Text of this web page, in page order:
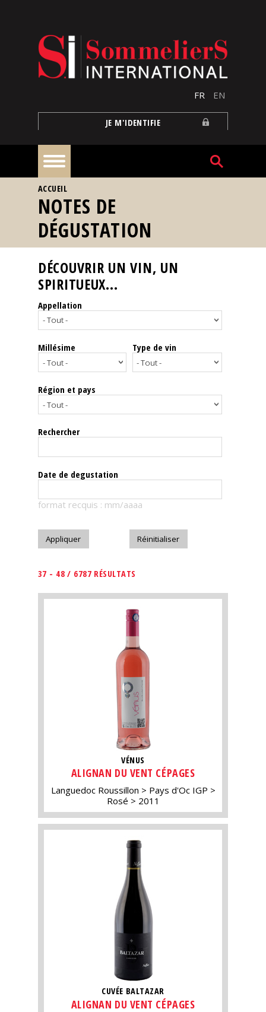
FR EN
JE M'IDENTIFIE
À
la
une
Reportages
Nos
Spiritueux
Notes
dégustation
Le
magazine
Télécharger
VOUS ÊTES ICI
ACCUEIL
NOTES DE
DÉGUSTATION
DÉCOUVRIR UN VIN, UN
SPIRITUEUX...
Appellation
Millésime Type de vin
Région et pays
Rechercher
Date de degustation
format recquis : mm/aaaa
37 - 48 / 6787 RÉSULTATS
VÉNUS
ALIGNAN DU VENT CÉPAGES
Languedoc Roussillon
Pays d'Oc IGP
Rosé
2011
CUVÉE BALTAZAR
ALIGNAN DU VENT CÉPAGES